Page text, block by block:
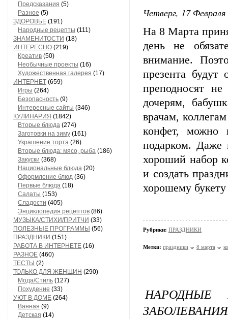
Предсказания (5)
Разное (5)
ЗДОРОВЬЕ (191)
Народные рецепты (111)
ЗНАМЕНИТОСТИ (18)
ИНТЕРЕСНО (219)
Креатив (50)
Необычные проекты (16)
Художественная галерея (17)
ИНТЕРНЕТ (659)
Игры (264)
Безопасность (9)
Интересные сайты (346)
КУЛИНАРИЯ (1842)
Вторые блюда (274)
Заготовки на зиму (161)
Украшение торта (26)
Вторые блюда: мясо, рыба (186)
Закуски (368)
Национальные блюда (20)
Оформление блюд (36)
Первые блюда (18)
Салаты (153)
Сладости (405)
Энциклопедия рецептов (86)
МУЗЫКА/СТИХИ/ПРИТЧИ (33)
ПОЛЕЗНЫЕ ПРОГРАММЫ (56)
ПРАЗДНИКИ (151)
РАБОТА В ИНТЕРНЕТЕ (16)
РАЗНОЕ (460)
ТЕСТЫ (2)
ТОЛЬКО ДЛЯ ЖЕНЩИН (290)
Мода/Стиль (127)
Похудение (33)
УЮТ В ДОМЕ (264)
Ванная (9)
Детская (14)
Четверг, 17
На 8 Марта
день не
внимание.
презента
преподносят
дочерям,
врачам,
конфет, можно
подарком. Даже
хороший набор
и создать
хорошему букету
Рубрики: ПРАЗДНИКИ
Метки: праздники 8 марта
НАРОДНЫЕ